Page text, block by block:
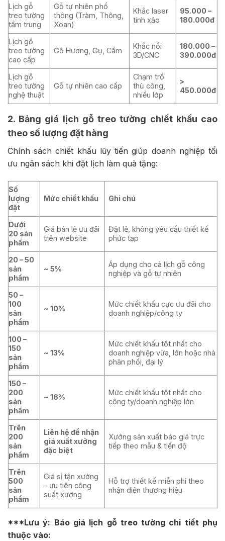
Lịch gỗ
treo tường
tầm trung
Gỗ tự nhiên phổ
thông (Tràm, Thông,
Xoan)
Khắc laser
tinh xảo
95.000 –
180.000đ
Lịch gỗ
treo tường
cao cấp
Gỗ Hương, Gụ, Cẩm
Khắc nổi
3D/CNC
180.000 –
390.000đ
Lịch gỗ
treo tường
nghệ thuật
Gỗ tự nhiên cao cấp
Chạm trổ
thủ công,
nhiều lớp
>
450.000đ
2. Bảng giá lịch gỗ treo tường chiết khấu cao
theo số lượng đặt hàng
Chính sách chiết khấu lũy tiến giúp doanh nghiệp tối
ưu ngân sách khi đặt lịch làm quà tặng:
Số
lượng
đặt
Mức chiết khấu Ghi chú
Dưới
20 sản
phẩm
Giá bán lẻ ưu đãi
trên website
Đặt lẻ, không yêu cầu thiết kế
phức tạp
20 – 50
sản
phẩm
~ 5%
Áp dụng cho cả lịch gỗ công
nghiệp và gỗ tự nhiên
50 –
100
sản
phẩm
~ 10%
Mức chiết khấu cực ưu đãi cho
doanh nghiệp/công ty
100 –
150
sản
phẩm
~ 13%
Mức chiết khấu tốt nhất cho
doanh nghiệp vừa, lớn hoặc nhà
phân phối, đại lý
150 –
200
sản
phẩm
~ 16%
Mức chiết khấu tốt nhất cho
công ty/doanh nghiệp lớn
Trên
200
sản
phẩm
Liên hệ để nhận
giá xuất xưởng
đặc biệt
Xưởng sản xuất báo giá trực
tiếp theo mẫu & tiến độ
Trên
500
sản
phẩm
Giá sỉ tận xưởng
– ưu tiên công
suất xưởng
Hỗ trợ thiết kế miễn phí theo
nhận diện thương hiệu
***Lưu ý: Báo giá lịch gỗ treo tường chi tiết phụ
thuộc vào: